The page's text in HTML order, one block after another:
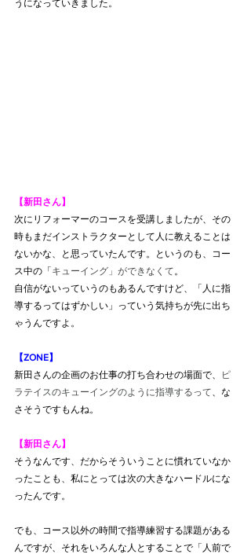
うになっていきました。
【新田さん】
次にリフォーマーのコースを受講しましたが、その
時もまだインストラクターとして人に教えることは
ないかな、と思っていたんです。というのも、コー
ス中の「 キューイング」ができなくて。
自信がないっていうのもあるんですけど、「人に指
導するってはずかしい」っていう気持ちが先に出ち
ゃうんですよ。
【ZONE】
新田さんの企画のお仕事の打ち合わせの場面で、
ピ
ラテイスのキューイングのように指導するって、な
さそうですもんね。
【新田さん】
そうなんです、だからそういうことに慣れていなか
ったことも、私にとっては次の大きなハードルにな
ったんです。
でも、コース以外の時間で指導練習する課題がある
んですが、それをいろんな人とすることで「人前で